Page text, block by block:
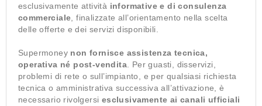
esclusivamente attività informative e di consulenza
commerciale , finalizzate all’orientamento nella scelta
delle offerte e dei servizi disponibili.
Supermoney non fornisce assistenza tecnica,
operativa né post-vendita . Per guasti, disservizi,
problemi di rete o sull’impianto, e per qualsiasi richiesta
tecnica o amministrativa successiva all’attivazione, è
necessario rivolgersi esclusivamente ai canali ufficiali